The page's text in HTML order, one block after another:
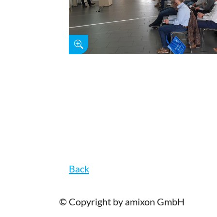
Back
© Copyright by amixon GmbH